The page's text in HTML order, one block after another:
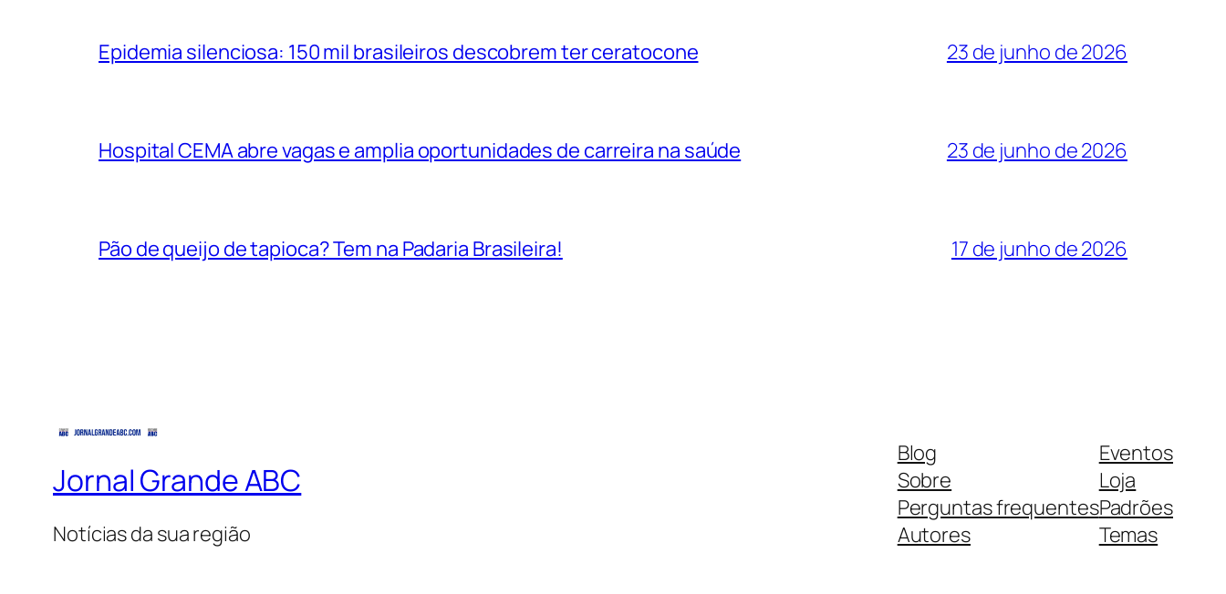
Epidemia silenciosa: 150 mil brasileiros descobrem ter ceratocone 23 de junho de 2026
Hospital CEMA abre vagas e amplia oportunidades de carreira na saúde 23 de junho de 2026
Pão de queijo de tapioca? Tem na Padaria Brasileira! 17 de junho de 2026
Jornal Grande ABC
Notícias da sua região
Blog
Sobre
Perguntas frequentes
Autores
Eventos
Loja
Padrões
Temas